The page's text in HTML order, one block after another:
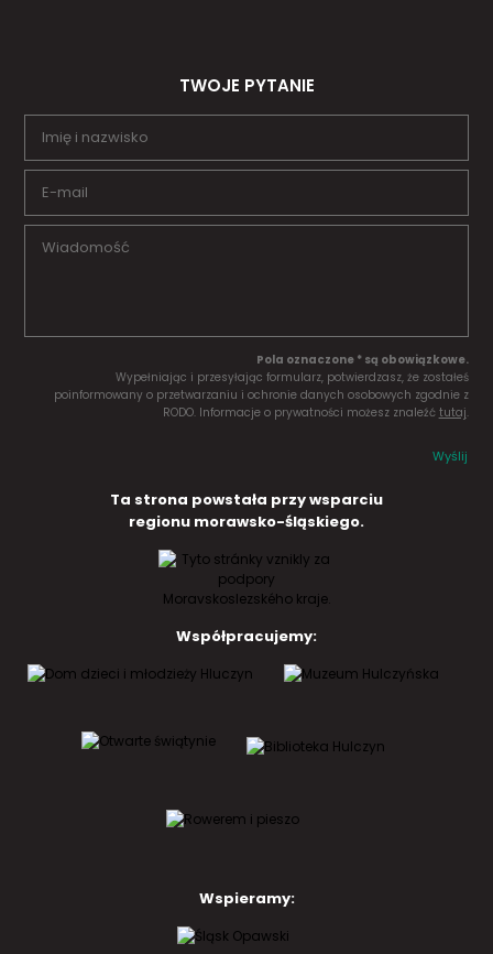
TWOJE PYTANIE
Pola oznaczone * są obowiązkowe.
Wypełniając i przesyłając formularz, potwierdzasz, że zostałeś
poinformowany o przetwarzaniu i ochronie danych osobowych zgodnie z
RODO. Informacje o prywatności możesz znaleźć tutaj.
Wyślij
Ta strona powstała przy wsparciu
regionu morawsko-śląskiego.
Współpracujemy:
Wspieramy: